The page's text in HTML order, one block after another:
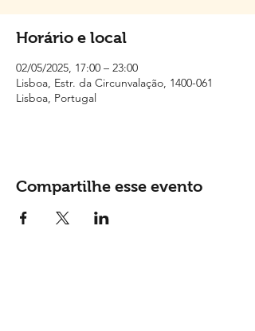
Horário e local
02/05/2025, 17:00 – 23:00
Lisboa, Estr. da Circunvalação, 1400-061
Lisboa, Portugal
Compartilhe esse evento